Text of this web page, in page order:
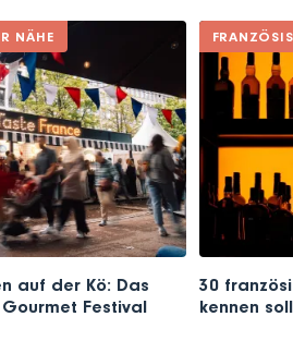
NÄHE
auf der Kö: Das
Festival
30
kennen